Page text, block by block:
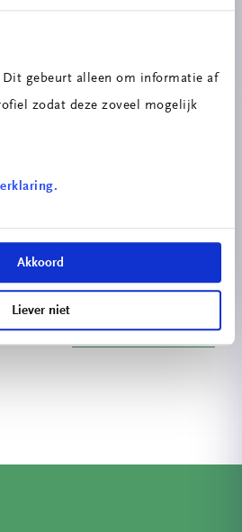
gebeurt alleen om informatie af
zodat deze zoveel mogelijk
Akkoord
Liever niet
Bekijk meer projecten